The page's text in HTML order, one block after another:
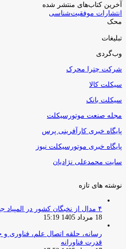
آخرین کتاب‌های منتشر شده
انتشارات موفقیت‌شناسی
محک
تبلیغات
وب‌گردی
شرکت چترا محرک
سیکلت کالا
سیکلت بانک
مجله صنعت موتورسیکلت
پایگاه خبری کارآفرینی پرس
پایگاه خبری موتورسیکلت نیوز
سایت محمدعلی نژادیان
نوشته های تازه
۴ مدال از نخبگان کشور در المپیاد جهانی هوش مصنوعی
18 مرداد 1405 15:19
رسانه، حلقه اتصال علم، فناوری
قدرت فناورانه